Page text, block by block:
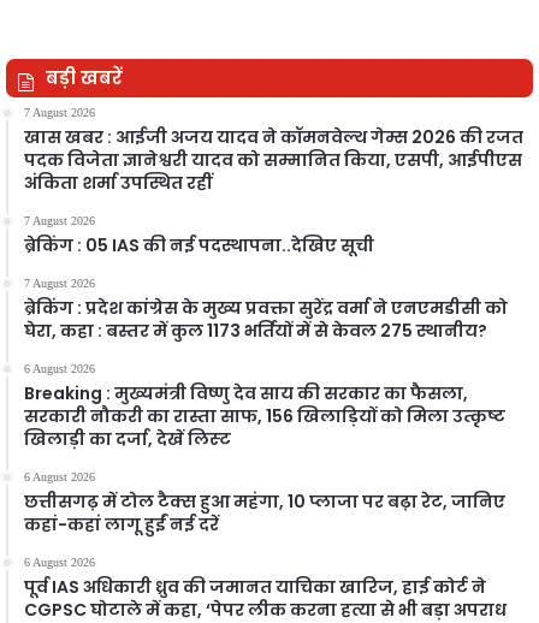
बड़ी खबरें
7 August 2026
खास खबर : आईजी अजय यादव ने कॉमनवेल्थ गेम्स 2026 की रजत
पदक विजेता ज्ञानेश्वरी यादव को सम्मानित किया, एसपी, आईपीएस
अंकिता शर्मा उपस्थित रहीं
7 August 2026
ब्रेकिंग : 05 IAS की नई पदस्थापना..देखिए सूची
7 August 2026
ब्रेकिंग : प्रदेश कांग्रेस के मुख्य प्रवक्ता सुरेंद्र वर्मा ने एनएमडीसी को
घेरा, कहा : बस्तर में कुल 1173 भर्तियों में से केवल 275 स्थानीय?
6 August 2026
Breaking : मुख्यमंत्री विष्णु देव साय की सरकार का फैसला,
सरकारी नौकरी का रास्ता साफ, 156 खिलाड़ियों को मिला उत्कृष्ट
खिलाड़ी का दर्जा, देखें लिस्‍ट
6 August 2026
छत्तीसगढ़ में टोल टैक्स हुआ महंगा, 10 प्लाजा पर बढ़ा रेट, जानिए
कहां-कहां लागू हुईं नई दरें
6 August 2026
पूर्व IAS अधिकारी ध्रुव की जमानत याचिका खारिज, हाई कोर्ट ने
CGPSC घोटाले में कहा, ‘पेपर लीक करना हत्या से भी बड़ा अपराध